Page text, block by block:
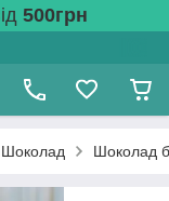
500грн
Шоколад Шоколад